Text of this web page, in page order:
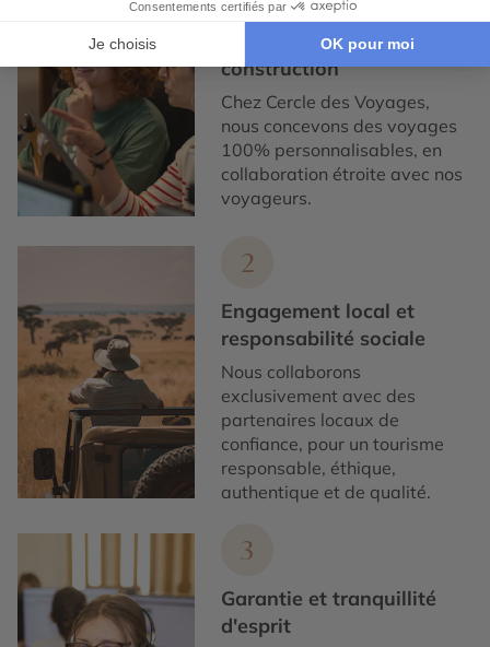
Expertise et co-
construction
Chez Cercle des Voyages,
nous concevons des voyages
100% personnalisables, en
collaboration étroite avec nos
voyageurs.
2
Engagement local et
responsabilité sociale
Nous collaborons
exclusivement avec des
partenaires locaux de
confiance, pour un tourisme
responsable, éthique,
authentique et de qualité.
3
Garantie et tranquillité
d'esprit